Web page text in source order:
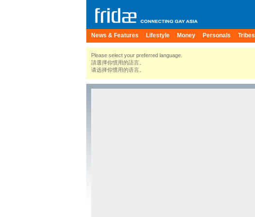
News & Features Lifestyle Money Personals Tribes
Please select your preferred language.
請選擇你慣用的語言。
请选择你惯用的语言。